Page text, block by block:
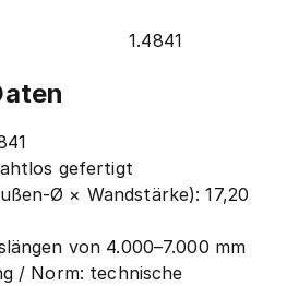
1.4841
gefertigt
Ø × Wandstärke): 17,20
von 4.000–7.000 mm
/ Norm: technische